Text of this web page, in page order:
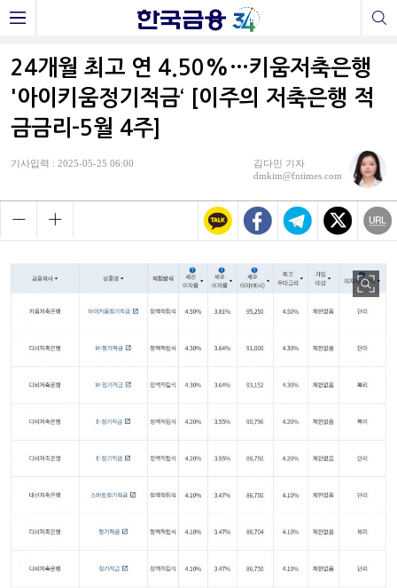
24개월 최고 연 4.50%…키움저축은행
'아이키움정기적금‘ [이주의 저축은행 적
금금리-5월 4주]
기사입력 : 2025-05-25 06:00
김다민 기자
dmkim@fntimes.com